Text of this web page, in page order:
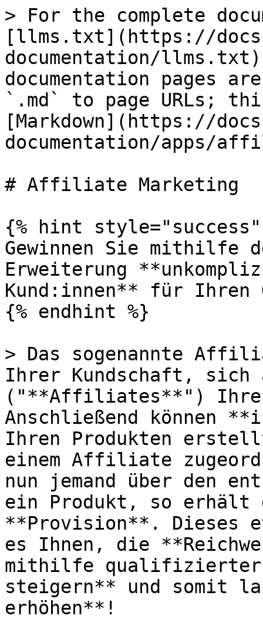
> For the complete
[llms.txt](https://
documentation/
documentation pages
`.md` to page URLs;
[Markdown](https://
documentation/apps/
# Affiliate Marketing
{% hint style="success"
Gewinnen Sie
Erweiterung
Kund:innen** für Ihren
{% endhint %}
> Das sogenannte
Ihrer Kundschaft, sich
("**Affiliates**")
Anschließend können
Ihren Produkten
einem Affiliate
nun jemand über den
ein Produkt, so
**Provision**. Dieses
es Ihnen, die
mithilfe qualifizierter
steigern** und somit
erhöhen**!